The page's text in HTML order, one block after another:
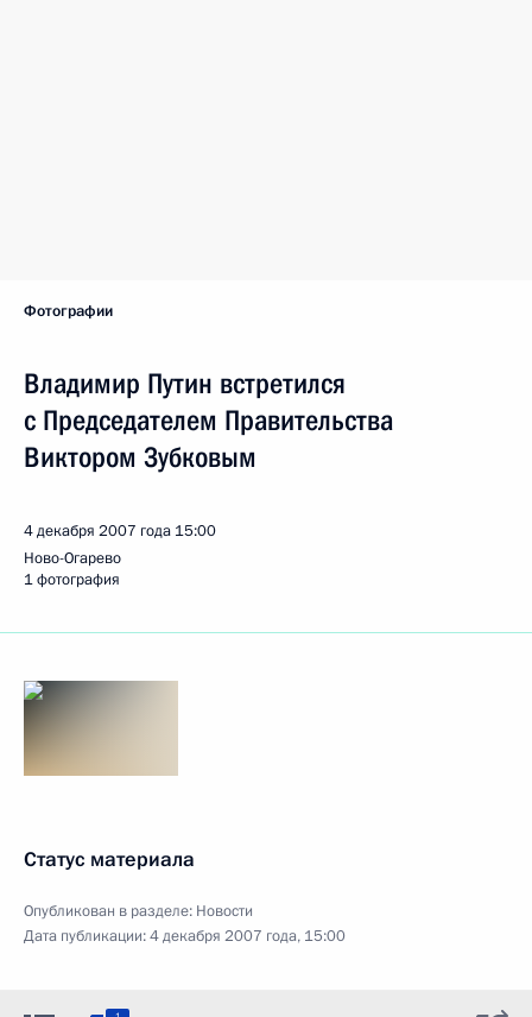
Фотографии
Владимир Путин встретился
с Председателем Правительства
Виктором Зубковым
4 декабря 2007 года 15:00
Ново-Огарево
1 фотография
Статус материала
Опубликован в разделе: Новости
Дата публикации:4 декабря 2007 года, 15:00